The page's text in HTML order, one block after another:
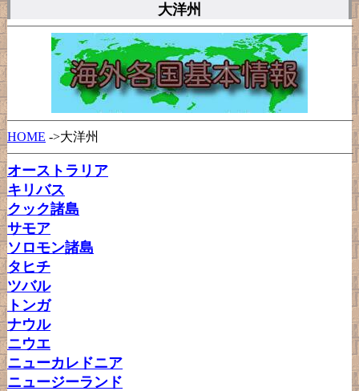
大洋州
HOME ->大洋州
オーストラリア
キリバス
クック諸島
サモア
ソロモン諸島
タヒチ
ツバル
トンガ
ナウル
ニウエ
ニューカレドニア
ニュージーランド